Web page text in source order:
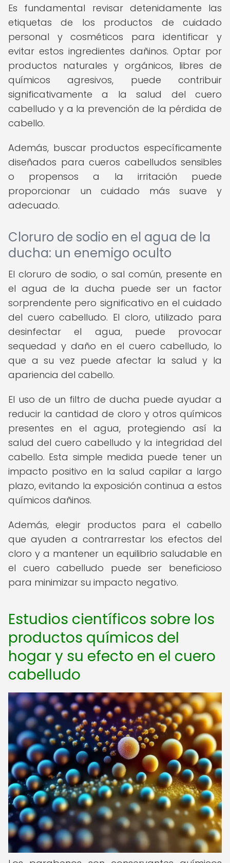
Es fundamental revisar detenidamente las
etiquetas de los productos de cuidado
personal y cosméticos para identificar y
evitar estos ingredientes dañinos. Optar por
productos naturales y orgánicos, libres de
químicos agresivos, puede contribuir
significativamente a la salud del cuero
cabelludo y a la prevención de la pérdida de
cabello.
Además, buscar productos específicamente
diseñados para cueros cabelludos sensibles
o propensos a la irritación puede
proporcionar un cuidado más suave y
adecuado.
Cloruro de sodio en el agua de la
ducha: un enemigo oculto
El cloruro de sodio, o sal común, presente en
el agua de la ducha puede ser un factor
sorprendente pero significativo en el cuidado
del cuero cabelludo. El cloro, utilizado para
desinfectar el agua, puede provocar
sequedad y daño en el cuero cabelludo, lo
que a su vez puede afectar la salud y la
apariencia del cabello.
El uso de un filtro de ducha puede ayudar a
reducir la cantidad de cloro y otros químicos
presentes en el agua, protegiendo así la
salud del cuero cabelludo y la integridad del
cabello. Esta simple medida puede tener un
impacto positivo en la salud capilar a largo
plazo, evitando la exposición continua a estos
químicos dañinos.
Además, elegir productos para el cabello
que ayuden a contrarrestar los efectos del
cloro y a mantener un equilibrio saludable en
el cuero cabelludo puede ser beneficioso
para minimizar su impacto negativo.
Estudios científicos sobre los
productos químicos del
hogar y su efecto en el cuero
cabelludo